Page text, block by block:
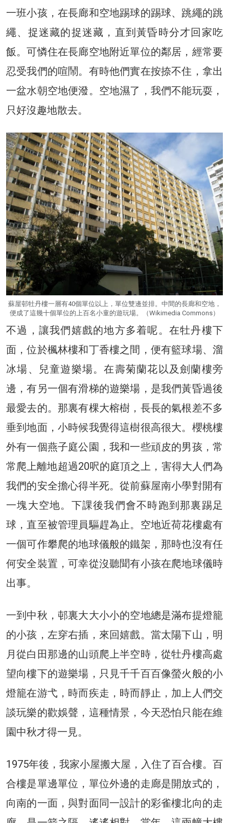
一班小孩，在長廊和空地踢球的踢球、跳繩的跳
繩、捉迷藏的捉迷藏，直到黃昏時分才回家吃
飯。可憐住在長廊空地附近單位的鄰居，經常要
忍受我們的喧鬧。有時他們實在按捺不住，拿出
一盆水朝空地便潑。空地濕了，我們不能玩耍，
只好沒趣地散去。
蘇屋邨牡丹樓一層有40個單位以上，單位雙邊並排。中間的長廊和空地，
便成了這幾十個單位的上百名小童的遊玩場。（Wikimedia Commons）
不過，讓我們嬉戲的地方多着呢。在牡丹樓下
面，位於楓林樓和丁香樓之間，便有籃球場、溜
冰場、兒童遊樂場。在壽菊蘭花以及劍蘭樓旁
邊，有另一個有滑梯的遊樂場，是我們黃昏過後
最愛去的。那裏有棵大榕樹，長長的氣根差不多
垂到地面，小時候我覺得這樹很高很大。櫻桃樓
外有一個燕子庭公園，我和一些頑皮的男孩，常
常爬上離地超過20呎的庭頂之上，害得大人們為
我們的安全擔心得半死。從前蘇屋南小學對開有
一塊大空地。下課後我們會不時跑到那裏踢足
球，直至被管理員驅趕為止。空地近荷花樓處有
一個可作攀爬的地球儀般的鐵架，那時也沒有任
何安全裝置，可幸從沒聽聞有小孩在爬地球儀時
出事。
一到中秋，邨裏大大小小的空地總是滿布提燈籠
的小孩，左穿右插，來回嬉戲。當太陽下山，明
月從白田那邊的山頭爬上半空時，從牡丹樓高處
望向樓下的遊樂場，只見千千百百像螢火般的小
燈籠在游弋，時而疾走，時而靜止，加上人們交
談玩樂的歡娛聲，這種情景，今天恐怕只能在維
園中秋才得一見。
1975年後，我家小屋搬大屋，入住了百合樓。百
合樓是單邊單位，單位外邊的走廊是開放式的，
向南的一面，與對面同一設計的彩雀樓北向的走